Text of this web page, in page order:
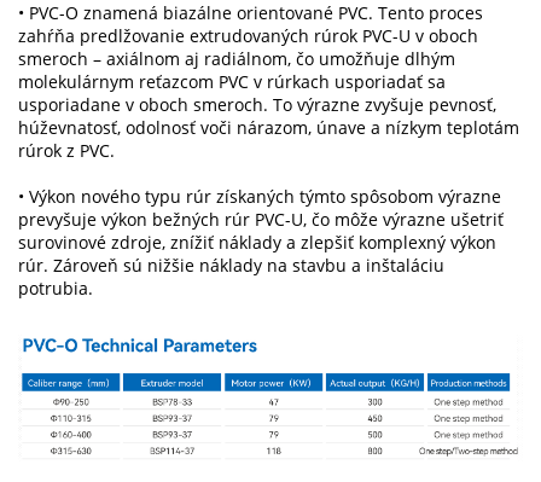
• PVC-O znamená biazálne orientované PVC. Tento proces
zahŕňa predlžovanie extrudovaných rúrok PVC-U v oboch
smeroch – axiálnom aj radiálnom, čo umožňuje dlhým
molekulárnym reťazcom PVC v rúrkach usporiadať sa
usporiadane v oboch smeroch. To výrazne zvyšuje pevnosť,
húževnatosť, odolnosť voči nárazom, únave a nízkym teplotám
rúrok z PVC.
• Výkon nového typu rúr získaných týmto spôsobom výrazne
prevyšuje výkon bežných rúr PVC-U, čo môže výrazne ušetriť
surovinové zdroje, znížiť náklady a zlepšiť komplexný výkon
rúr. Zároveň sú nižšie náklady na stavbu a inštaláciu
potrubia.